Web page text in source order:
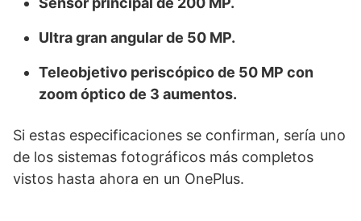
Ultra gran angular de 50 MP.
Teleobjetivo periscópico de 50 MP con
zoom óptico de 3 aumentos.
Si estas especificaciones se confirman, sería uno
de los sistemas fotográficos más completos
vistos hasta ahora en un OnePlus.